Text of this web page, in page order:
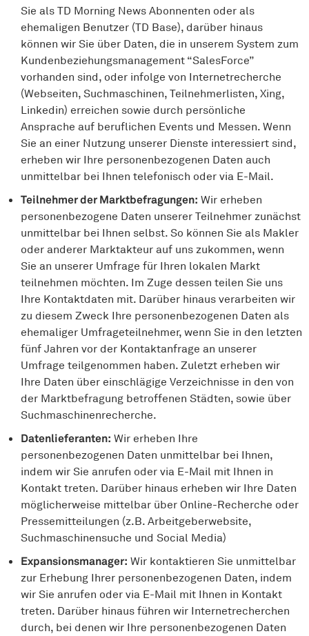
Sie als TD Morning News Abonnenten oder als
ehemaligen Benutzer (TD Base), darüber hinaus
können wir Sie über Daten, die in unserem System zum
Kundenbeziehungsmanagement “SalesForce”
vorhanden sind, oder infolge von Internetrecherche
(Webseiten, Suchmaschinen, Teilnehmerlisten, Xing,
Linkedin) erreichen sowie durch persönliche
Ansprache auf beruflichen Events und Messen. Wenn
Sie an einer Nutzung unserer Dienste interessiert sind,
erheben wir Ihre personenbezogenen Daten auch
unmittelbar bei Ihnen telefonisch oder via E-Mail.
Teilnehmer der Marktbefragungen: Wir erheben
personenbezogene Daten unserer Teilnehmer zunächst
unmittelbar bei Ihnen selbst. So können Sie als Makler
oder anderer Marktakteur auf uns zukommen, wenn
Sie an unserer Umfrage für Ihren lokalen Markt
teilnehmen möchten. Im Zuge dessen teilen Sie uns
Ihre Kontaktdaten mit. Darüber hinaus verarbeiten wir
zu diesem Zweck Ihre personenbezogenen Daten als
ehemaliger Umfrageteilnehmer, wenn Sie in den letzten
fünf Jahren vor der Kontaktanfrage an unserer
Umfrage teilgenommen haben. Zuletzt erheben wir
Ihre Daten über einschlägige Verzeichnisse in den von
der Marktbefragung betroffenen Städten, sowie über
Suchmaschinenrecherche.
Datenlieferanten: Wir erheben Ihre
personenbezogenen Daten unmittelbar bei Ihnen,
indem wir Sie anrufen oder via E-Mail mit Ihnen in
Kontakt treten. Darüber hinaus erheben wir Ihre Daten
möglicherweise mittelbar über Online-Recherche oder
Pressemitteilungen (z.B. Arbeitgeberwebsite,
Suchmaschinensuche und Social Media)
Expansionsmanager: Wir kontaktieren Sie unmittelbar
zur Erhebung Ihrer personenbezogenen Daten, indem
wir Sie anrufen oder via E-Mail mit Ihnen in Kontakt
treten. Darüber hinaus führen wir Internetrecherchen
durch, bei denen wir Ihre personenbezogenen Daten